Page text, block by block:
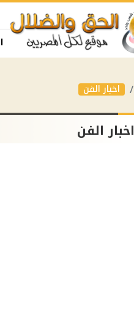
اخبار الفن
اخبار الفن